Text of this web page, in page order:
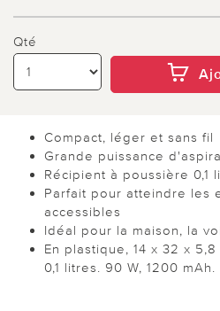
Qté
Compact, léger et sans fil
Grande puissance
Récipient à poussière 0,1
Parfait pour atteindre les
accessibles
Idéal pour la maison, la
En plastique, 14 x 32 x
0,1 litres. 90 W, 1200 mAh.